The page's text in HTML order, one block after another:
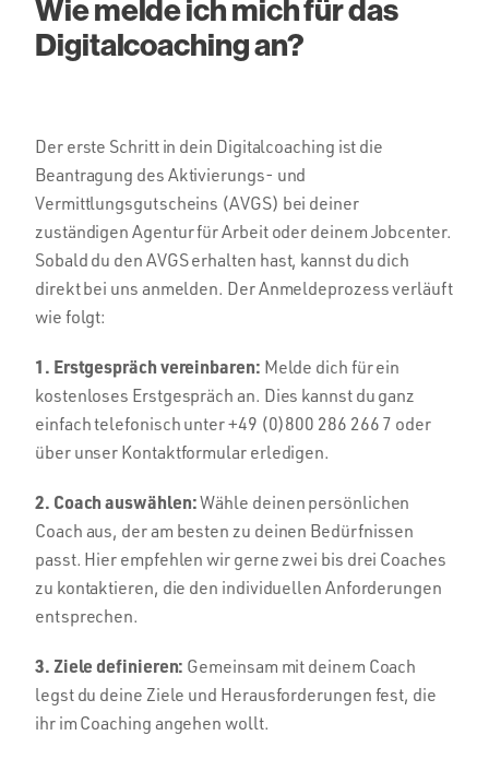
Wie melde ich mich für das
Digitalcoaching an?
Der erste Schritt in dein Digitalcoaching ist die
Beantragung des Aktivierungs- und
Vermittlungsgutscheins (AVGS) bei deiner
zuständigen Agentur für Arbeit oder deinem Jobcenter.
Sobald du den AVGS erhalten hast, kannst du dich
direkt bei uns anmelden. Der Anmeldeprozess verläuft
wie folgt:
1. Erstgespräch vereinbaren: Melde dich für ein
kostenloses Erstgespräch an. Dies kannst du ganz
einfach telefonisch unter +49 (0)800 286 266 7 oder
über unser Kontaktformular erledigen.
2. Coach auswählen:Wähle deinen persönlichen
Coach aus, der am besten zu deinen Bedürfnissen
passt. Hier empfehlen wir gerne zwei bis drei Coaches
zu kontaktieren, die den individuellen Anforderungen
entsprechen.
3. Ziele definieren: Gemeinsam mit deinem Coach
legst du deine Ziele und Herausforderungen fest, die
ihr im Coaching angehen wollt.